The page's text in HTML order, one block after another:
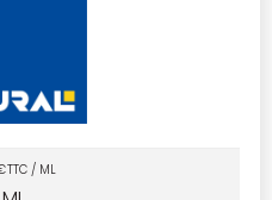
TTC / ML